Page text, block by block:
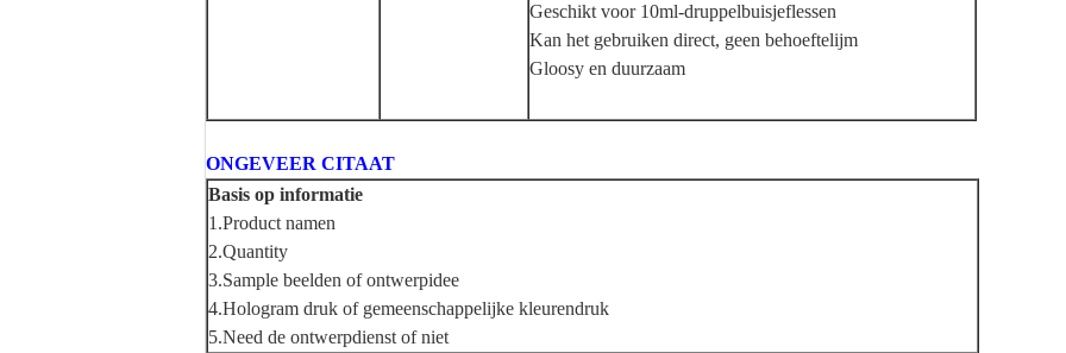
Geschikt voor 10ml-druppelbuisjeflessen
Kan het gebruiken direct, geen behoeftelijm
Gloosy en duurzaam
ONGEVEER CITAAT
Basis op informatie
1.Product namen
2.Quantity
3.Sample beelden of ontwerpidee
4.Hologram druk of gemeenschappelijke kleurendruk
5.Need de ontwerpdienst of niet